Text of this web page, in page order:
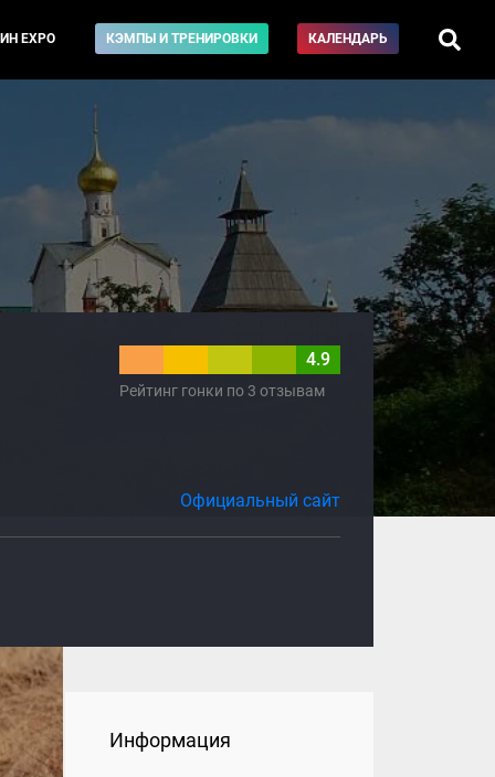
EXPO КЭМПЫ И ТРЕНИРОВКИ КАЛЕНДАРЬ
4.9
Рейтинг гонки по 3 отзывам
Официальный сайт
Информация